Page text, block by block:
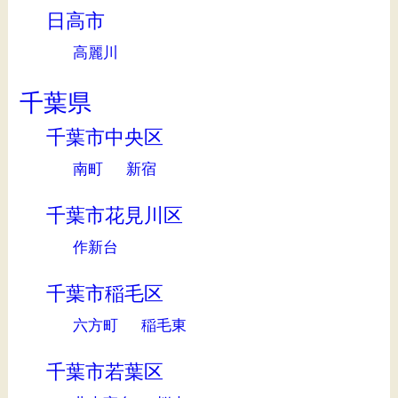
日高市
高麗川
千葉県
千葉市中央区
南町 新宿
千葉市花見川区
作新台
千葉市稲毛区
六方町 稲毛東
千葉市若葉区